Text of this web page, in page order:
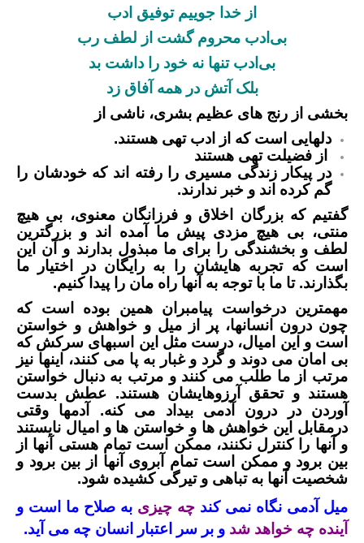
از خدا جوییم توفیق ادب
بی‌ادب محروم گشت از لطف رب
بی‌ادب تنها نه خود را داشت بد
بلک آتش در همه آفاق زد
بخشی از رنج های عظیم بشری، ناشی از
دلهایی است که از ادب تهی هستند.
از فضیلت تهی هستند
در پیکار زندگی مسیری را رفته اند که خودشان را
گم کرده اند و خبر ندارند.
گفتیم که بزرگان اخلاق و فرزانگان معنوی، بی هیچ
منتی، بی هیچ مزدی پیش ما آمده اند و بزرگترین
لطف و بخشندگی را برای ما مبذول بدارند و آن این
است که تجربه هایشان را به رایگان در اختیار ما
بگذارند. تا ما با توجه به آنها راه مان را پیدا کنیم.
مهمترین درخواست پیامبران همین بوده است که
چون درون انسانها، پر از میل و خواهش و خواستن
است و این امیال، درست مثل این اسبهای سرکش که
بی امان می دوند و گرد و غبار به پا می کنند، اینها نیز
مرتب از ما طلب می کنند و مرتب به دنبال خواستن
هستند و تحقق آرزوهایشان هستند. عطش بدست
آوردن در درون آدمی بیداد می کنه. آدمها وقتی
درمقابل این خواهش ها و خواستن ها و امیال نایستند
و آنها را کنترل نکنند، ممکن است تمام هستی آنها از
بین برود و ممکن است تمام آبروی آنها از بین برود و
شخصیت آنها به تباهی و تیرگی کشیده شود.
میل آدمی نگاه نمی کند چه چیزی به صلاح ما است و
آینده چه خواهد شد و بر سر اعتبار انسان چه می آید.